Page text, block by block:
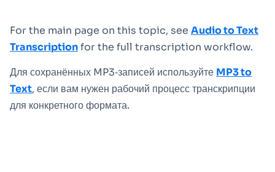
For the main page on this topic, see Audio to Text
Transcriptionfor the full transcription workflow.
Для сохранённых MP3‑записей используйте MP3 to
Text, если вам нужен рабочий процесс транскрипции
для конкретного формата.